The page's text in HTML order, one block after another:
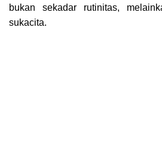
bukan sekadar rutinitas,
sukacita.